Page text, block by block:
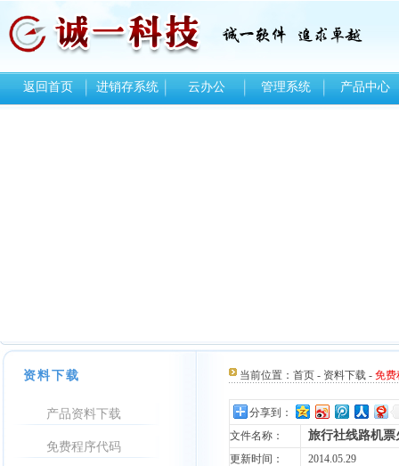
返回首页 进销存系统 云办公 管理系统 产品中心
资料下载
产品资料下载
免费程序代码
当前位置： 首页 - 资料下载 - 免费
分享到：
文件名称：
旅行社线路机
更新时间：
2014.05.29